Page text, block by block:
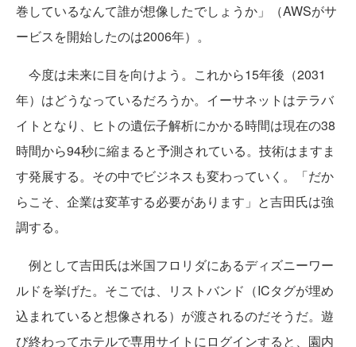
巻しているなんて誰が想像したでしょうか」（AWSがサ
ービスを開始したのは2006年）。
今度は未来に目を向けよう。これから15年後（2031
年）はどうなっているだろうか。イーサネットはテラバ
イトとなり、ヒトの遺伝子解析にかかる時間は現在の38
時間から94秒に縮まると予測されている。技術はますま
す発展する。その中でビジネスも変わっていく。「だか
らこそ、企業は変革する必要があります」と吉田氏は強
調する。
例として吉田氏は米国フロリダにあるディズニーワー
ルドを挙げた。そこでは、リストバンド（ICタグが埋め
込まれていると想像される）が渡されるのだそうだ。遊
び終わってホテルで専用サイトにログインすると、園内